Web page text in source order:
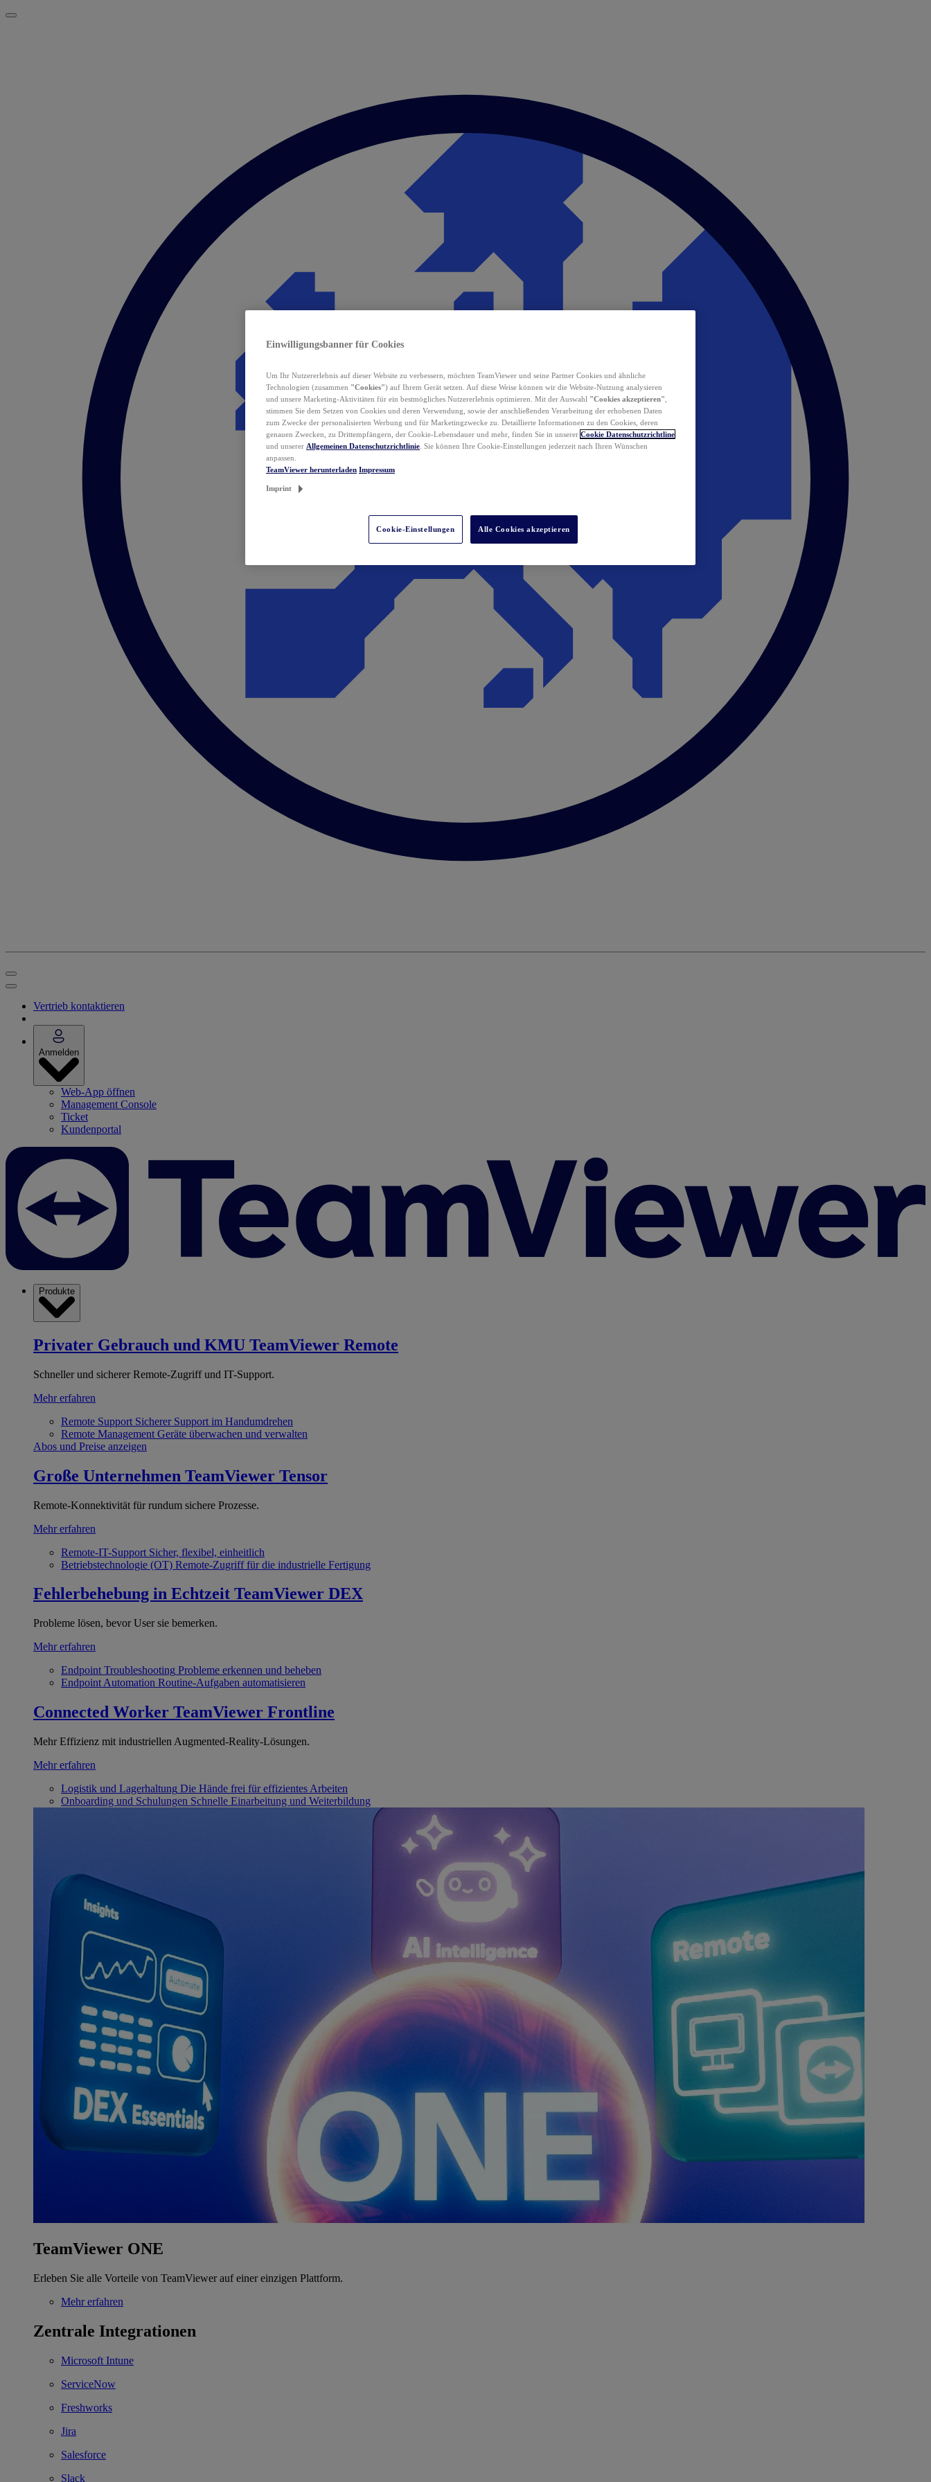
Vertrieb kontaktieren
Anmelden
Web-App öffnen
Management Console
Ticket
Kundenportal
Produkte
Privater Gebrauch und KMU TeamViewer Remote
Schneller und sicherer Remote-Zugriff und IT-Support.
Mehr erfahren
Remote Support Sicherer Support im Handumdrehen
Remote Management Geräte überwachen und verwalten
Abos und Preise anzeigen
Große Unternehmen TeamViewer Tensor
Remote-Konnektivität für rundum sichere Prozesse.
Mehr erfahren
Remote-IT-Support Sicher, flexibel, einheitlich
Betriebstechnologie (OT) Remote-Zugriff für die industrielle Fertigung
Fehlerbehebung in Echtzeit TeamViewer DEX
Probleme lösen, bevor User sie bemerken.
Mehr erfahren
Endpoint Troubleshooting Probleme erkennen und beheben
Endpoint Automation Routine-Aufgaben automatisieren
Connected Worker TeamViewer Frontline
Mehr Effizienz mit industriellen Augmented-Reality-Lösungen.
Mehr erfahren
Logistik und Lagerhaltung Die Hände frei für effizientes Arbeiten
Onboarding und Schulungen Schnelle Einarbeitung und Weiterbildung
TeamViewer ONE
Erleben Sie alle Vorteile von TeamViewer auf einer einzigen Plattform.
Mehr erfahren
Zentrale Integrationen
Microsoft Intune
ServiceNow
Freshworks
Jira
Salesforce
Slack
Einwilligungsbanner für Cookies
Um Ihr Nutzererlebnis auf dieser Website zu verbessern, möchten TeamViewer und seine Partner Cookies und ähnliche
Technologien (zusammen "Cookies") auf Ihrem Gerät setzen. Auf diese Weise können wir die Website-Nutzung analysieren
und unsere Marketing-Aktivitäten für ein bestmögliches Nutzererlebnis optimieren. Mit der Auswahl "Cookies akzeptieren"
stimmen Sie dem Setzen von Cookies und deren Verwendung, sowie der anschließenden Verarbeitung der erhobenen Daten
zum Zwecke der personalisierten Werbung und für Marketingzwecke zu. Detaillierte Informationen zu den Cookies, deren
genauen Zwecken, zu Drittempfängern, der Cookie-Lebensdauer und mehr, finden Sie in unserer Cookie Datenschutzrichtline
und unserer Allgemeinen Datenschutzrichtlinie . Sie können Ihre Cookie-Einstellungen jederzeit nach Ihren Wünschen
anpassen.
TeamViewer herunterladen Impressum
Imprint
Cookie-Einstellungen Alle Cookies akzeptieren